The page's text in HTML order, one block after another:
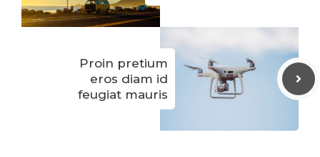
Proin pretium
eros diam id
feugiat mauris